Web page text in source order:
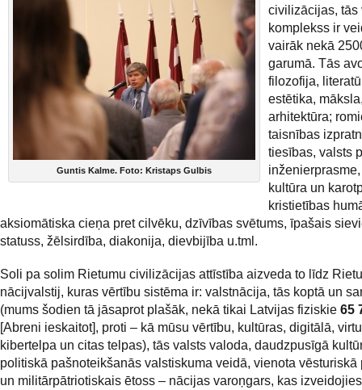
Guntis Kalme. Foto: Kristaps Gulbis
civilizācijas, tās
komplekss ir
vairāk nekā
garumā. Tās
filozofija,
estētika,
arhitektūra;
taisnības
tiesības, valsts
kultūra un
kristietības
aksiomātiska cieņa pret cilvēku, dzīvības svētums, īpašais
statuss, žēlsirdība, diakonija, dievbijība u.tml.
Soli pa solim Rietumu civilizācijas attīstība aizveda to līdz
nācijvalstij, kuras vērtību sistēma ir: valstnācija, tās koptā un
(mums šodien tā jāsaprot plašāk, nekā tikai Latvijas fiziskie 65
[Abreni ieskaitot], proti – kā mūsu vērtību, kultūras, digitālā,
kibertelpa un citas telpas), tās valsts valoda, daudzpusīgā
politiskā pašnoteikšanās valstiskuma veidā, vienota vēsturiskā
un militārpātriotiskais ētoss – nācijas varoņgars, kas